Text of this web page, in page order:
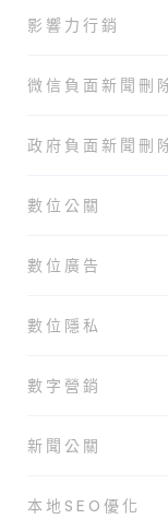
影響力行銷
微信負面新聞刪
政府負面新聞刪
數位公關
數位廣告
數位隱私
數字營銷
新聞公關
本地SEO優化